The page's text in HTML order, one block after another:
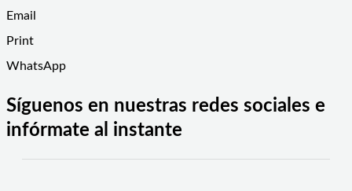
Email
Print
WhatsApp
Síguenos en nuestras redes sociales e
infórmate al instante